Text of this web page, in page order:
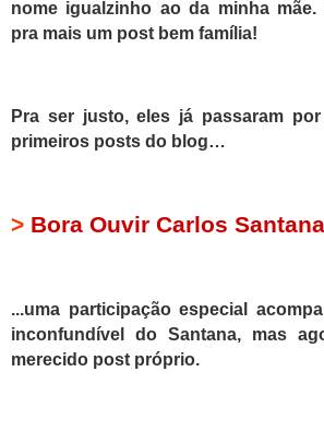
nome igualzinho ao da minha mãe.
pra mais um post bem família!
Pra ser justo, eles já passaram
primeiros posts do blog…
> Bora Ouvir Carlos
...uma participação especial
inconfundível do Santana, mas
merecido post próprio.